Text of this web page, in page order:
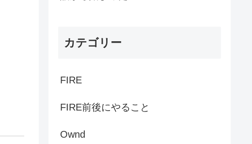
カテゴリー
FIRE
FIRE前後にやること
Ownd